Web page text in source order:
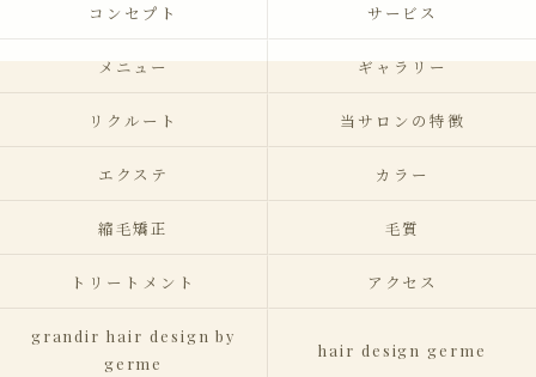
コンセプト サービス
メニュー ギャラリー
リクルート 当サロンの特徴
エクステ カラー
縮毛矯正 毛質
トリートメント アクセス
grandir hair design by
germe
hair design germe